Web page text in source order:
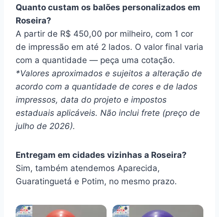
Quanto custam os balões personalizados em
Roseira?
A partir de R$ 450,00 por milheiro, com 1 cor
de impressão em até 2 lados. O valor final varia
com a quantidade — peça uma cotação.
*Valores aproximados e sujeitos a alteração de
acordo com a quantidade de cores e de lados
impressos, data do projeto e impostos
estaduais aplicáveis. Não inclui frete (preço de
julho de 2026).
Entregam em cidades vizinhas a Roseira?
Sim, também atendemos Aparecida,
Guaratinguetá e Potim, no mesmo prazo.